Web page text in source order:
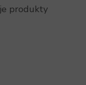
produkty